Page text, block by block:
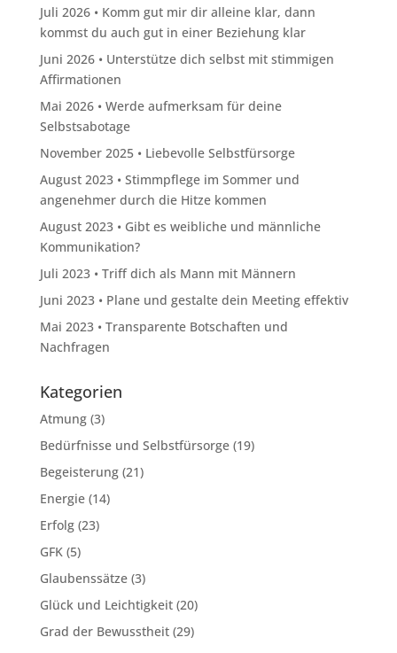
Juli 2026 • Komm gut mir dir alleine klar, dann
kommst du auch gut in einer Beziehung klar
Juni 2026 • Unterstütze dich selbst mit stimmigen
Affirmationen
Mai 2026 • Werde aufmerksam für deine
Selbstsabotage
November 2025 • Liebevolle Selbstfürsorge
August 2023 • Stimmpflege im Sommer und
angenehmer durch die Hitze kommen
August 2023 • Gibt es weibliche und männliche
Kommunikation?
Juli 2023 • Triff dich als Mann mit Männern
Juni 2023 • Plane und gestalte dein Meeting effektiv
Mai 2023 • Transparente Botschaften und
Nachfragen
Kategorien
Atmung(3)
Bedürfnisse und Selbstfürsorge(19)
Begeisterung(21)
Energie(14)
Erfolg(23)
GFK(5)
Glaubenssätze(3)
Glück und Leichtigkeit(20)
Grad der Bewusstheit(29)